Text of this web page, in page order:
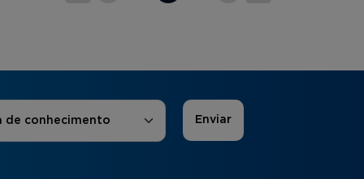
de conhecimento